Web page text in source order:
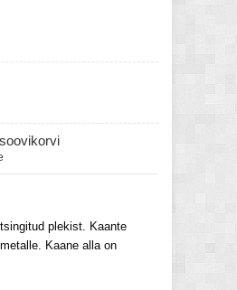
plekist. Kaante
Kaane alla on